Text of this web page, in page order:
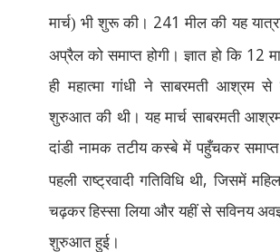
मार्च) भी शुरू की। 241 मील की यह
अप्रैल को समाप्त होगी। ज्ञात हो कि 12
ही महात्मा गांधी ने साबरमती आश्रम से
शुरुआत की थी। यह मार्च साबरमती
दांडी नामक तटीय कस्बे में पहुँचकर समाप्त
पहली राष्ट्रवादी गतिविधि थी,जिसमें
चढ़कर हिस्सा लिया और यहीं से सविनय
शुरुआत हुई।